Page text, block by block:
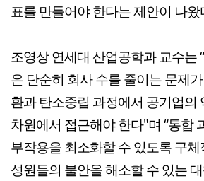
표를 만들어야 한다는 제안이 나왔
조영상 연세대 산업공학과 교수는
은 단순히 회사 수를 줄이는 문제
환과 탄소중립 과정에서 공기업의
차원에서 접근해야 한다"며 “통합
부작용을 최소화할 수 있도록 구
성원들의 불안을 해소할 수 있는